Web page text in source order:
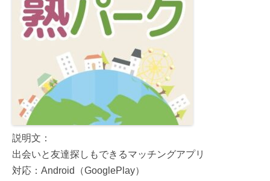
説明文：
出会いと友達探しもできるマッチングアプリ
対応：Android（GooglePlay）